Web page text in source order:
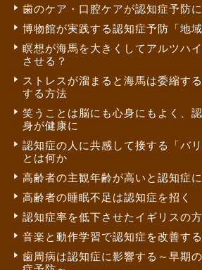
歯のケア・口腔ケアが認知症予防に
博物館が実践する認知症予防「地域
瞑想が海馬を大きくしてアルツハ
させる？
ストレスが溜まると海馬は委縮す
する方法
笑うことは脳にも心身にもよく、
身が健康に
認知症の人に共感して接する「バ
とは何か
高齢者の主観年齢が高いと認知症
高齢者の睡眠不足は認知症を招く
認知症率を低下させたイギリスの
音楽と動作学習で認知症を改善す
歯周病は認知症に影響する～早期